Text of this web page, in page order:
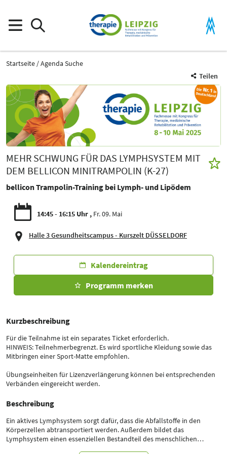
Startseite
Agenda Suche
Teilen
MEHR SCHWUNG FÜR DAS LYMPHSYSTEM MIT
DEM BELLICON MINITRAMPOLIN (K-27)
bellicon Trampolin-Training bei Lymph- und Lipödem
14:45 - 16:15 Uhr Fr. 09. Mai
Halle 3 Gesundheitscampus - Kurszelt DÜSSELDORF
Kalendereintrag
Programm merken
Kurzbeschreibung
Für die Teilnahme ist ein separates Ticket erforderlich.
HINWEIS: Teilnehmerbegrenzt. Es wird sportliche Kleidung sowie das
Mitbringen einer Sport-Matte empfohlen.
Übungseinheiten für Lizenzverlängerung können bei entsprechenden
Verbänden eingereicht werden.
Beschreibung
Ein aktives Lymphsystem sorgt dafür, dass die Abfallstoffe in den
Körperzellen abtransportiert werden. Außerdem bildet das
Lymphsystem einen essenziellen Bestandteil des menschlichen